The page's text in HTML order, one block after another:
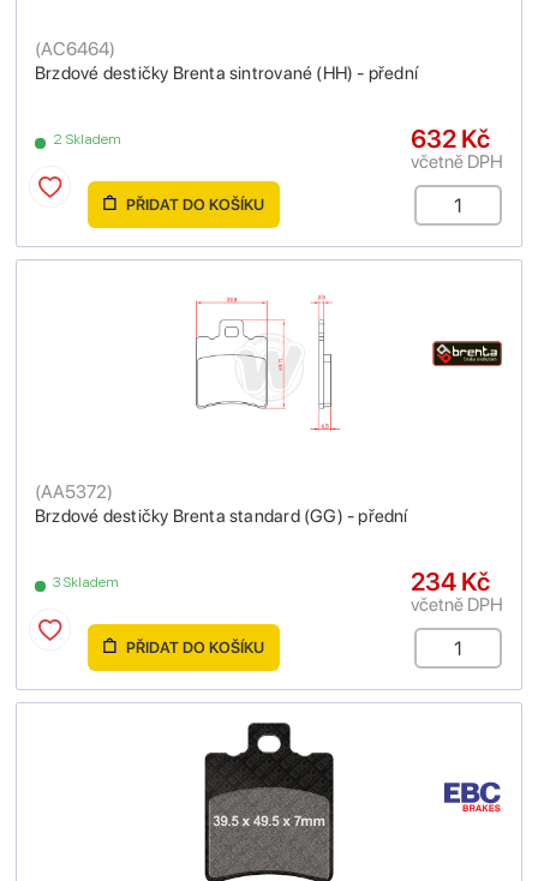
Brzdové destičky Brenta sintrované (HH) - přední
(AC6464)
2 Skladem 632 Kč
včetně DPH
PŘIDAT DO KOŠÍKU
Brzdové destičky Brenta standard (GG) - přední
(AA5372)
3 Skladem 234 Kč
včetně DPH
PŘIDAT DO KOŠÍKU